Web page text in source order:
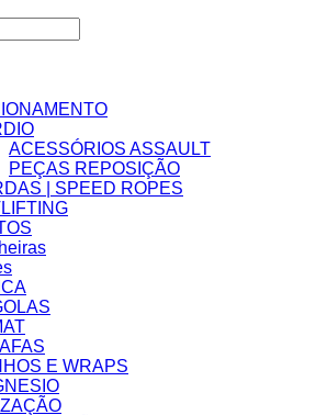
ACESSÓRIOS ASSAULT
PEÇAS REPOSIÇÃO
| SPEED ROPES
E WRAPS